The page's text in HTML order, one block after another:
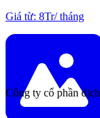
Giá từ: 8Tr/tháng
Công ty cổ phần